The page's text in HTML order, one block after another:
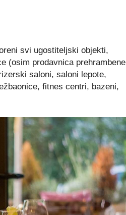
svi ugostiteljski objekti,
(osim prodavnica prehrambene
saloni, saloni lepote,
fitnes centri, bazeni,